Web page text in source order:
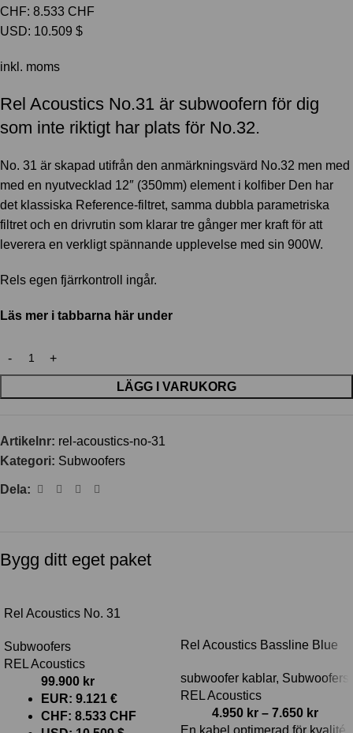
CHF: 8.533 CHF
USD: 10.509 $
inkl. moms
Rel Acoustics No.31 är subwoofern för dig
som inte riktigt har plats för No.32.
No. 31 är skapad utifrån den anmärkningsvärd No.32 men med
med en nyutvecklad 12″ (350mm) element i kolfiber Den har
det klassiska Reference-filtret, samma dubbla parametriska
filtret och en drivrutin som klarar tre gånger mer kraft för att
leverera en verkligt spännande upplevelse med sin 900W.
Rels egen fjärrkontroll ingår.
Läs mer i tabbarna här under
LÄGG I VARUKORG
Artikelnr: rel-acoustics-no-31
Kategori: Subwoofers
Dela:
Bygg ditt eget paket
Rel Acoustics No. 31
Subwoofers
REL Acoustics
99.900 kr
EUR: 9.121 €
CHF: 8.533 CHF
Rel Acoustics Bassline Blue
subwoofer kablar, Subwoofers
REL Acoustics
4.950 kr – 7.650 kr